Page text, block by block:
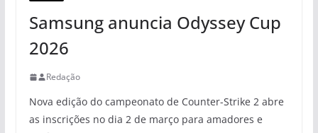
Samsung anuncia Odyssey Cup
2026
Redação
Nova edição do campeonato de Counter-Strike 2 abre
as inscrições no dia 2 de março para amadores e